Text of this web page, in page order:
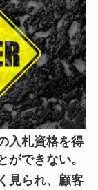
入札資格を得
ができない。
見られ、顧客